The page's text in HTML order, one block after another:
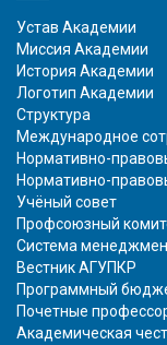
Устав Академии
Миссия Академии
История Академии
Логотип Академии
Структура
Международное
Нормативно-
Нормативно-
Учёный совет
Профсоюзный
Система
Вестник АГУПКР
Программный
Почетные
Академическая